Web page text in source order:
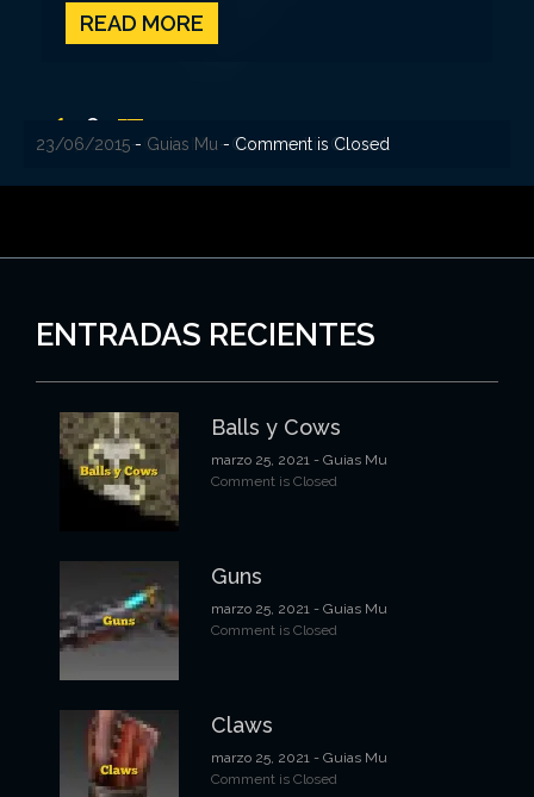
02/10/2015- Guias Mu - Comment is Closed
29/09/2015- Guias Mu - Comment is Closed
08/09/2015 - Guias Mu - Comment is Closed
23/08/2015 - Guias Mu - Comment is Closed
07/08/2015- Guias Mu - Comment is Closed
29/07/2015- Guias Mu - Comment is Closed
27/07/2015- Guias Mu - Comment is Closed
24/07/2015- Guias Mu - Comment is Closed
23/06/2015 - Guias Mu - Comment is Closed
READ MORE
P
a
i
ó
e
n
t
r
1 2
ENTRADAS RECIENTES
Balls y Cows
marzo 25, 2021 - Guias Mu
Comment is Closed
Guns
marzo 25, 2021 - Guias Mu
Comment is Closed
Claws
marzo 25, 2021 - Guias Mu
Comment is Closed